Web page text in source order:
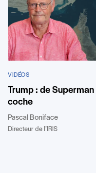
VIDÉOS
Trump : de
coche
Pascal Boniface
Directeur de l’IRIS